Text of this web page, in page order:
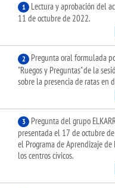
1
Lectura y aprobación del
11 de octubre de 2022.
2
Pregunta oral formulada
"Ruegos y Preguntas" de la
sobre la presencia de ratas en
3
Pregunta del grupo
presentada el 17 de octubre
el Programa de Aprendizaje
los centros cívicos.